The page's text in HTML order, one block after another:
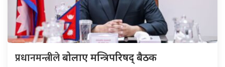
प्रधानमन्त्रीलेबोलाए मन्त्रिपरिषद् बैठक